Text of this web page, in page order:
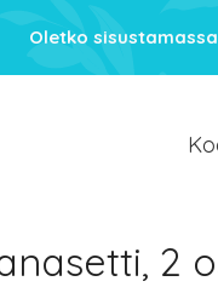
Oletko
2